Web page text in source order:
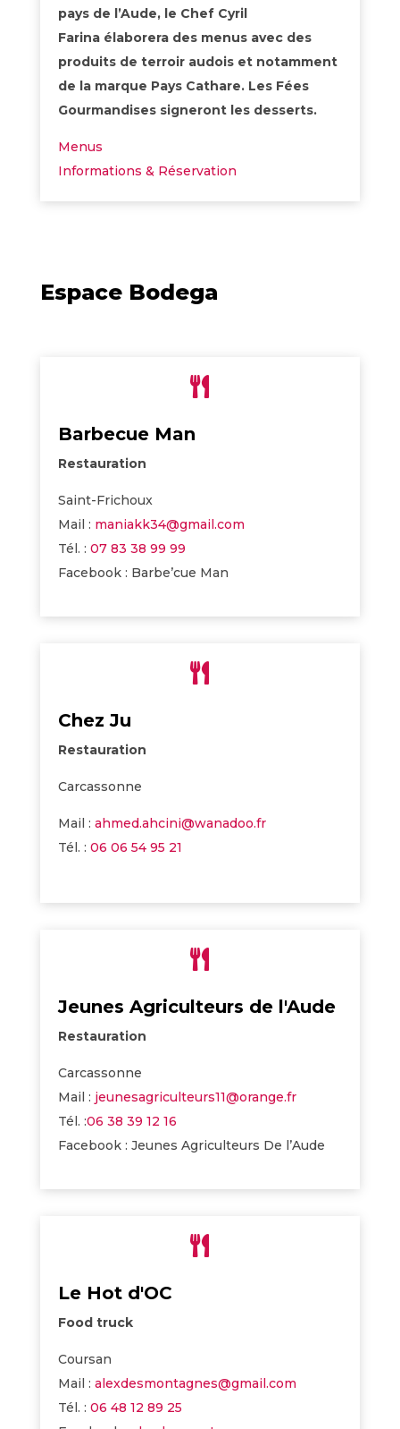
pays de l’Aude, le Chef Cyril
Farinaélaborera des menus avec des
produits de terroir audois et notamment
de la marque Pays Cathare. Les Fées
Gourmandises signeront les desserts.
Menus
Informations & Réservation
Espace Bodega

Barbecue Man
Restauration
Saint-Frichoux
Mail : maniakk34@gmail.com
Tél. : 07 83 38 99 99
Facebook : Barbe’cue Man

Chez Ju
Restauration
Carcassonne
Mail : ahmed.ahcini@wanadoo.fr
Tél. : 06 06 54 95 21

Jeunes Agriculteurs de l'Aude
Restauration
Carcassonne
Mail : jeunesagriculteurs11@orange.fr
Tél. :06 38 39 12 16
Facebook : Jeunes Agriculteurs De l’Aude

Le Hot d'OC
Food truck
Coursan
Mail : alexdesmontagnes@gmail.com
Tél. : 06 48 12 89 25